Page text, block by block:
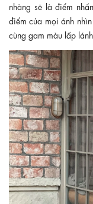
nhàng sẽ là điểm
điểm của mọi ánh
cùng gam màu lấp lánh.